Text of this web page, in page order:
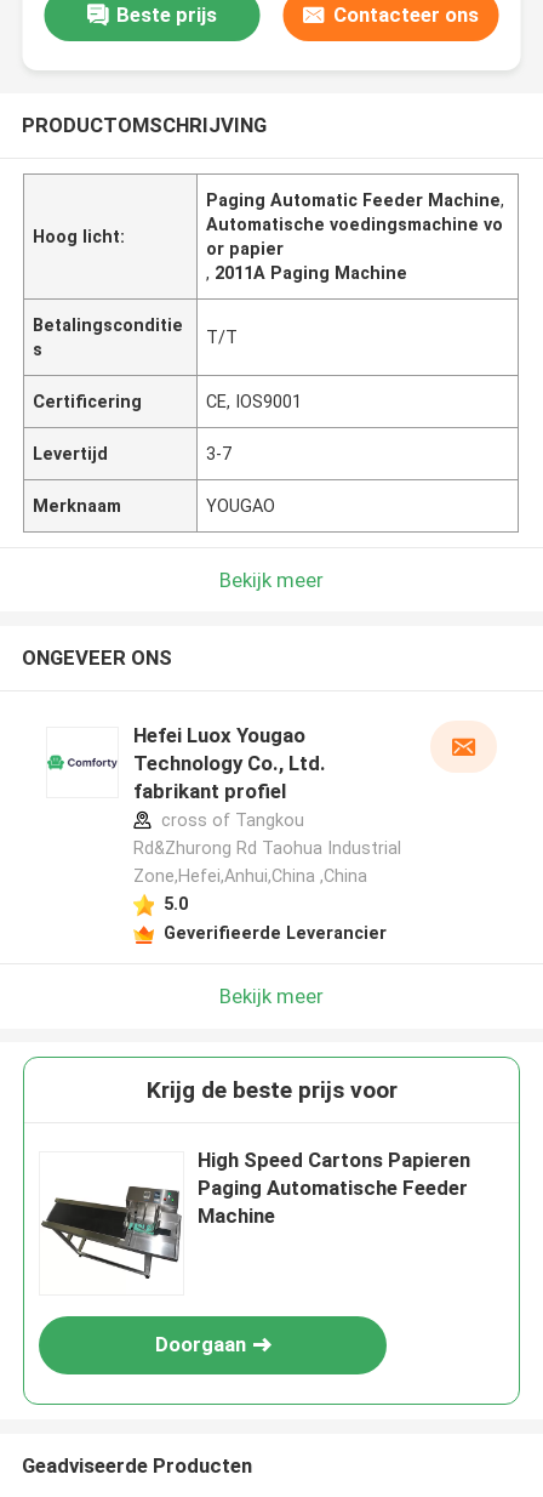
Beste prijs Contacteer ons
PRODUCTOMSCHRIJVING
Hoog licht:
Paging Automatic Feeder Machine,
Automatische voedingsmachine vo
or papier
, 2011A Paging Machine
Betalingsconditie
s
T/T
Certificering CE, IOS9001
Levertijd 3-7
Merknaam YOUGAO
Bekijk meer
ONGEVEER ONS
Hefei Luox Yougao
Technology Co., Ltd.
fabrikant profiel
cross of Tangkou
Rd&Zhurong Rd Taohua Industrial
Zone,Hefei,Anhui,China ,China
5.0
Geverifieerde Leverancier
Bekijk meer
Krijg de beste prijs voor
High Speed Cartons Papieren
Paging Automatische Feeder
Machine
Doorgaan
Geadviseerde Producten